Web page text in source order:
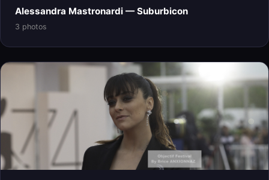
Alessandra Mastronardi — Suburbicon
3 photos